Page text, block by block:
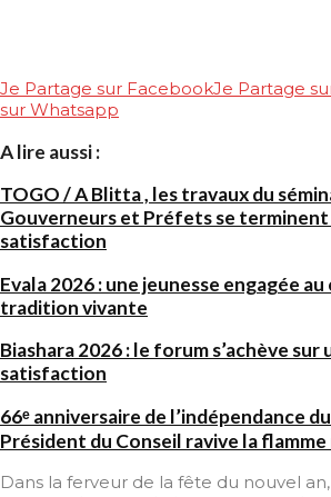
Je Partage sur FacebookJe Partage
sur Whatsapp
A lire aussi :
TOGO / A Blitta , les travaux du
Gouverneurs et Préfets se terminent
satisfaction
Evala 2026 : une jeunesse engagée
tradition vivante
Biashara 2026 : le forum s’achève sur
satisfaction
66ᵉ anniversaire de l’indépendance
Président du Conseil ravive la
Dans la ferveur de la fête du nouvel